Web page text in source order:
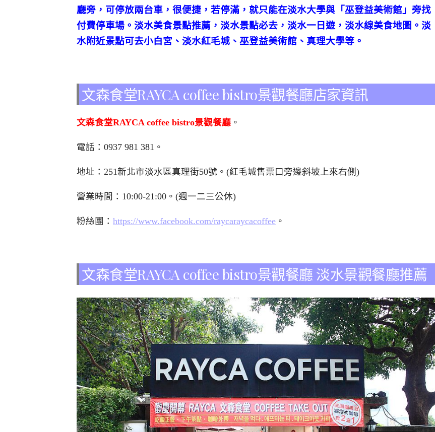
廳旁，可停放兩台車，很便捷，若停滿，就只能在淡水大學與「巫登益美術館」旁找
付費停車場。淡水美食景點推薦，淡水景點必去，淡水一日遊，淡水線美食地圖。淡
水附近景點可去小白宮、淡水紅毛城、巫登益美術館、真理大學等。
文森食堂RAYCA coffee bistro景觀餐廳店家資訊
文森食堂RAYCA coffee bistro景觀餐廳 。
電話： 0937 981 381 。
地址：251新北市淡水區真理街50號。(紅毛城售票口旁邊斜坡上來右側)
營業時間：10:00-21:00。(週一二三公休)
粉絲團： https://www.facebook.com/raycaraycacoffee 。
文森食堂RAYCA coffee bistro景觀餐廳 淡水景觀餐廳推薦